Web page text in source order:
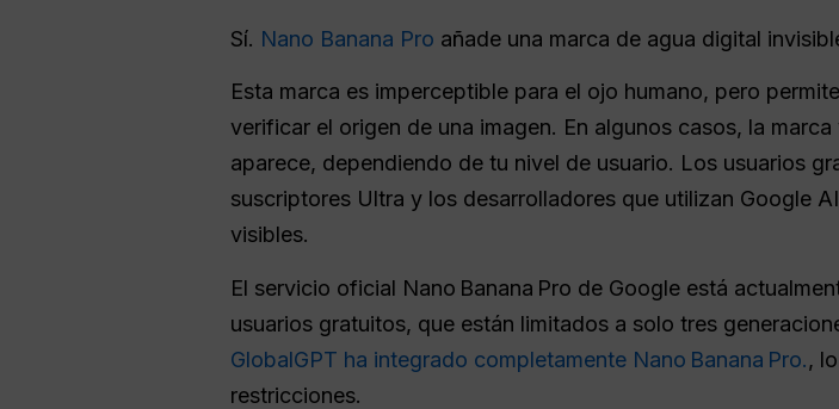
Sí. Nano Banana Pro añade una marca de agua digital
Esta marca es imperceptible para el ojo humano, pero
verificar el origen de una imagen. En algunos casos, la marca
aparece, dependiendo de tu nivel de usuario. Los usuarios
suscriptores Ultra y los desarrolladores que utilizan Google
visibles.
El servicio oficial Nano Banana Pro de Google está
usuarios gratuitos, que están limitados a solo tres
GlobalGPT ha integrado completamente Nano Banana Pro.,
restricciones.